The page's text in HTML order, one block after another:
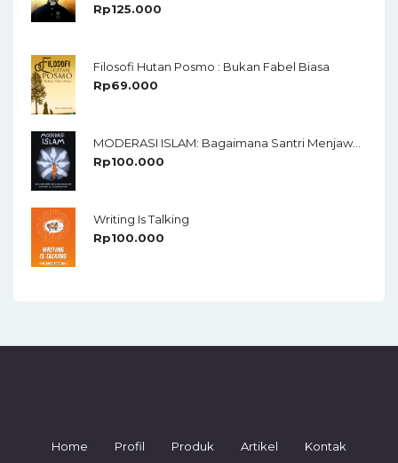
Rated
Rp125.000
Filosofi Hutan Posmo : Bukan Fabel Biasa
Rp69.000
MODERASI ISLAM: Bagaimana Santri Menjawab Keraguan Dan Kesamaran Isu-Isu Keberagamaan?
Rp100.000
Writing Is Talking
Rp100.000
Home Profil Produk Artikel Kontak